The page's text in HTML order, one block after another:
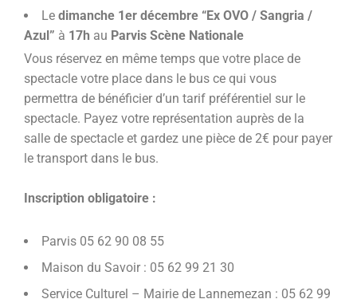
Le dimanche 1er décembre “Ex OVO / Sangria /
Azul” à 17h au Parvis Scène Nationale
Vous réservez en même temps que votre place de
spectacle votre place dans le bus ce qui vous
permettra de bénéficier d’un tarif préférentiel sur le
spectacle. Payez votre représentation auprès de la
salle de spectacle et gardez une pièce de 2€ pour payer
le transport dans le bus.
Inscription obligatoire :
Parvis 05 62 90 08 55
Maison du Savoir : 05 62 99 21 30
Service Culturel – Mairie de Lannemezan : 05 62 99